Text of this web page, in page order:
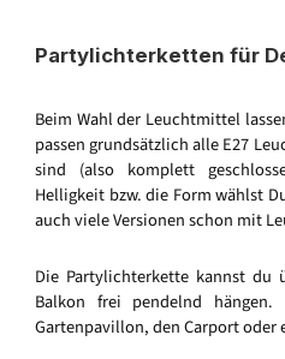
Partylichterketten für
Beim Wahl der Leuchtmittel
passen grundsätzlich alle E27
sind (also komplett
Helligkeit bzw. die Form wählst
auch viele Versionen schon mit
Die Partylichterkette kannst du
Balkon frei pendelnd
Gartenpavillon, den Carport oder